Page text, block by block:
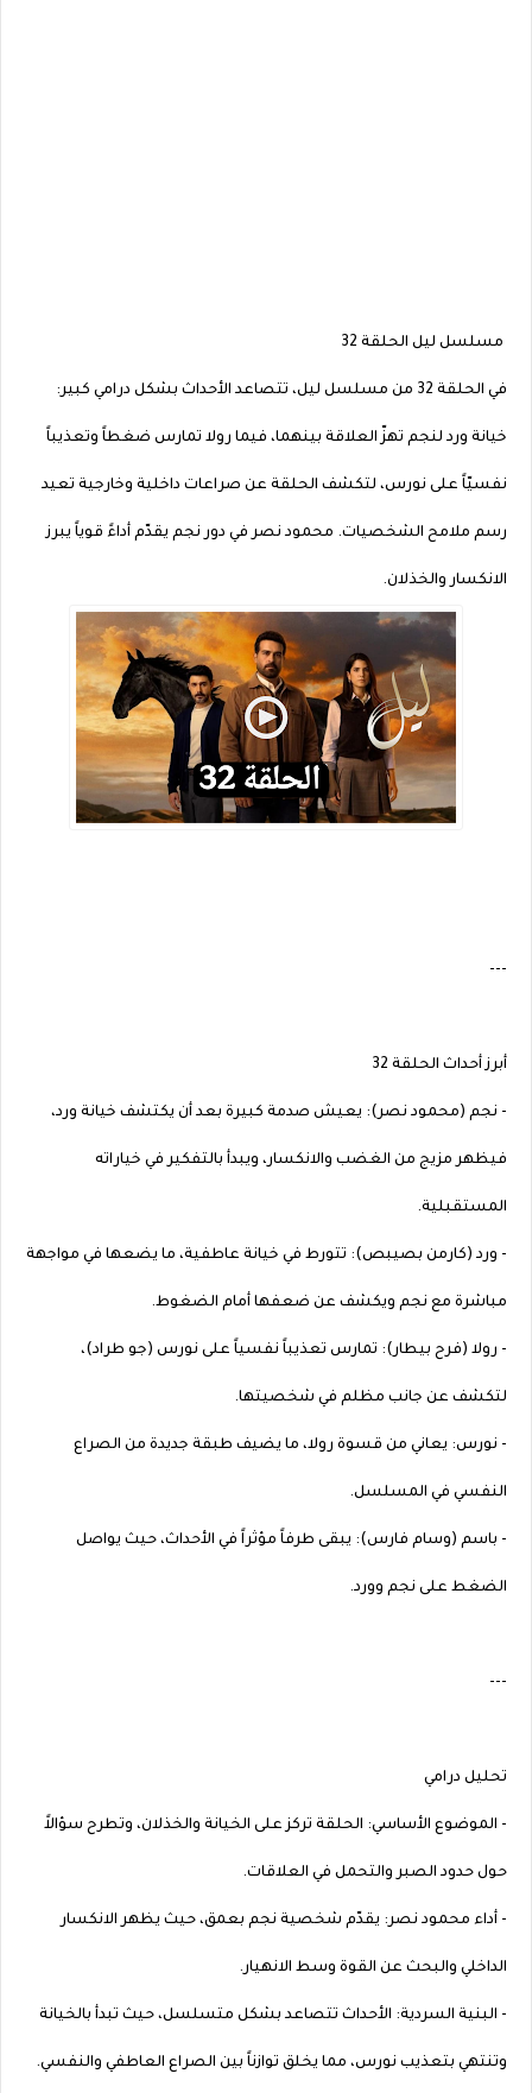
مسلسل ليل الحلقة 32
في الحلقة 32 من مسلسل ليل، تتصاعد الأحداث بشكل درامي كبير:
خيانة ورد لنجم تهزّ العلاقة بينهما، فيما رولا تمارس ضغطاً وتعذيباً
نفسيّاً على نورس، لتكشف الحلقة عن صراعات داخلية وخارجية تعيد
رسم ملامح الشخصيات. محمود نصر في دور نجم يقدّم أداءً قوياً يبرز
الانكسار والخذلان.
---
أبرز أحداث الحلقة 32
- نجم (محمود نصر): يعيش صدمة كبيرة بعد أن يكتشف خيانة ورد،
فيظهر مزيج من الغضب والانكسار، ويبدأ بالتفكير في خياراته
المستقبلية.
- ورد (كارمن بصيبص): تتورط في خيانة عاطفية، ما يضعها في مواجهة
مباشرة مع نجم ويكشف عن ضعفها أمام الضغوط.
- رولا (فرح بيطار): تمارس تعذيباً نفسياً على نورس (جو طراد)،
لتكشف عن جانب مظلم في شخصيتها.
- نورس: يعاني من قسوة رولا، ما يضيف طبقة جديدة من الصراع
النفسي في المسلسل.
- باسم (وسام فارس): يبقى طرفاً مؤثراً في الأحداث، حيث يواصل
الضغط على نجم وورد.
---
تحليل درامي
- الموضوع الأساسي: الحلقة تركز على الخيانة والخذلان، وتطرح سؤالاً
حول حدود الصبر والتحمل في العلاقات.
- أداء محمود نصر: يقدّم شخصية نجم بعمق، حيث يظهر الانكسار
الداخلي والبحث عن القوة وسط الانهيار.
- البنية السردية: الأحداث تتصاعد بشكل متسلسل، حيث تبدأ بالخيانة
وتنتهي بتعذيب نورس، مما يخلق توازناً بين الصراع العاطفي والنفسي.